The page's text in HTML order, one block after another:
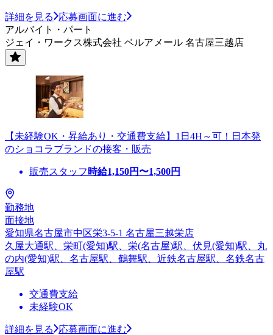
詳細を見る
応募画面に進む
アルバイト・パート
ジェイ・ワークス株式会社 ベルアメール 名古屋三越店
【未経験OK・昇給あり・交通費支給】1日4H～可！日本発
のショコラブランドの接客・販売
販売スタッフ 時給1,150円〜1,500円
勤務地
面接地
愛知県名古屋市中区栄3-5-1 名古屋三越栄店
久屋大通駅、栄町(愛知)駅、栄(名古屋)駅、伏見(愛知)駅、丸
の内(愛知)駅、名古屋駅、鶴舞駅、近鉄名古屋駅、名鉄名古
屋駅
交通費支給
未経験OK
詳細を見る
応募画面に進む